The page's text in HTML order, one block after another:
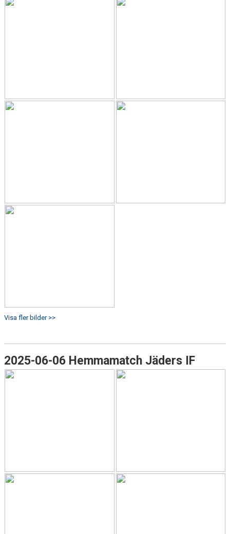
Visa fler bilder >>
2025-06-06 Hemmamatch Jäders IF